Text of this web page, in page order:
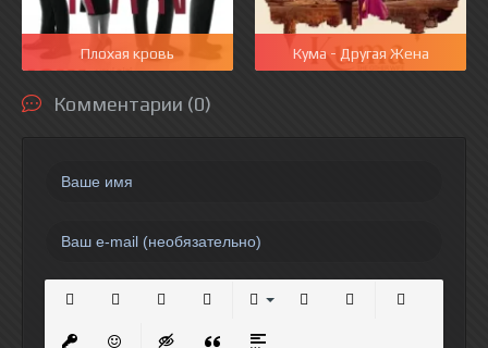
Плохая кровь Кума - Другая Жена
Комментарии (0)